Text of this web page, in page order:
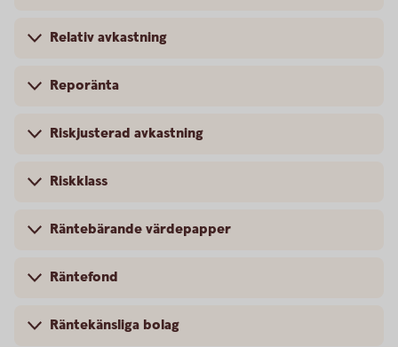
Relativ avkastning
Reporänta
Riskjusterad avkastning
Riskklass
Räntebärande värdepapper
Räntefond
Räntekänsliga bolag